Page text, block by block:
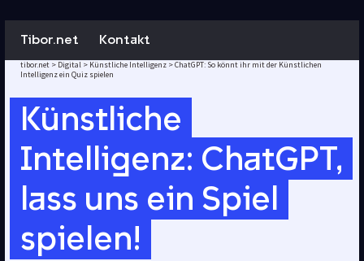
Tibor.net Kontakt
tibor.net > Digital > Künstliche Intelligenz >ChatGPT: So könnt ihr mit der Künstlichen
Intelligenz ein Quiz spielen
Künstliche
Intelligenz: ChatGPT,
lass uns ein Spiel
spielen!